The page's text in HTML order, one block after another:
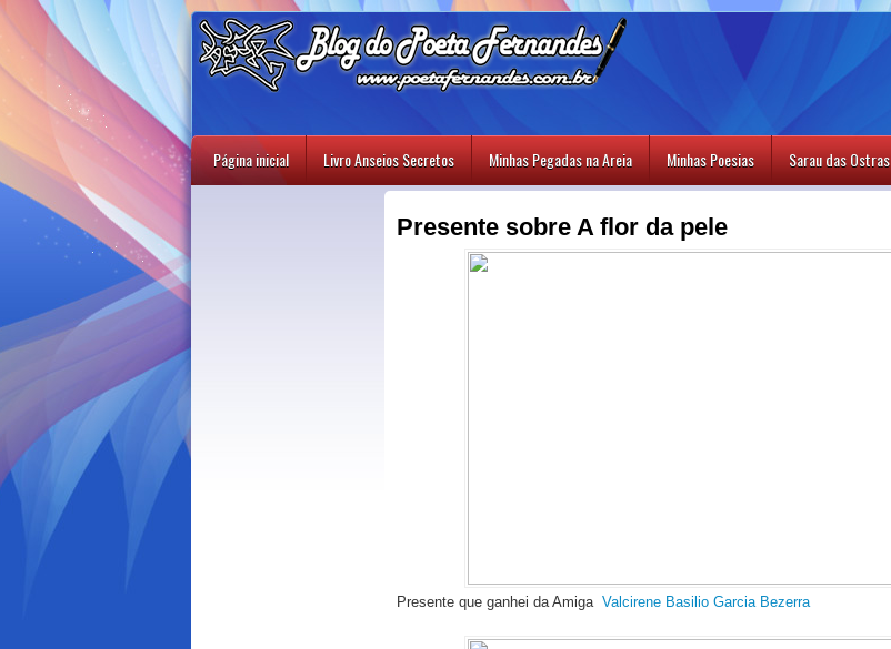
Página inicial Livro Anseios Secretos Minhas Pegadas na Areia Minhas Poesias Sarau das Ostras
Presente sobre A flor da pele
Presente que ganhei da Amiga Valcirene Basilio Garcia Bezerra